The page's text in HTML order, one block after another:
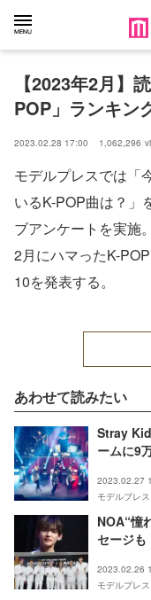
【2023年2月】
POP」ランキン
2023.02.28 17:00 1,062,296
モデルプレスでは「
いるK-POP曲は？」
ブアンケートを実施
2月にハマったK-
10を発表する。
あわせて読みたい
Stray
ームに9
2023.02.27
モデルプレス
NOA“憧
セージも
2023.02.26
モデルプレス